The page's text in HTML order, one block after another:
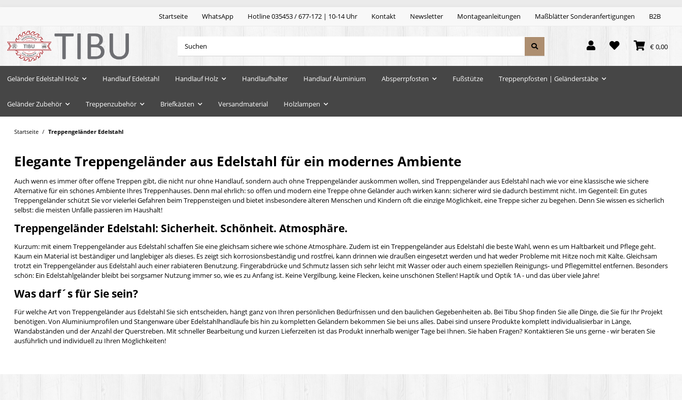
Startseite WhatsApp Hotline 035453 / 677-172 | 10-14 Uhr Kontakt Newsletter Montageanleitungen Maßblätter Sonderanfertigungen B2B
€ 0,00
Geländer Edelstahl Holz Handlauf Edelstahl Handlauf Holz Handlaufhalter Handlauf Aluminium Absperrpfosten Fußstütze Treppenpfosten | Geländerstäbe
Geländer Zubehör Treppenzubehör Briefkästen Versandmaterial Holzlampen
Startseite Treppengeländer Edelstahl
Elegante Treppengeländer aus Edelstahl für ein modernes Ambiente
Auch wenn es immer öfter offene Treppen gibt, die nicht nur ohne Handlauf, sondern auch ohne Treppengeländer auskommen wollen, sind Treppengeländer aus Edelstahl nach wie vor eine klassische wie sichere
Alternative für ein schönes Ambiente Ihres Treppenhauses. Denn mal ehrlich: so offen und modern eine Treppe ohne Geländer auch wirken kann: sicherer wird sie dadurch bestimmt nicht. Im Gegenteil: Ein gutes
Treppengeländer schützt Sie vor vielerlei Gefahren beim Treppensteigen und bietet insbesondere älteren Menschen und Kindern oft die einzige Möglichkeit, eine Treppe sicher zu begehen. Denn Sie wissen es sicherlich
selbst: die meisten Unfälle passieren im Haushalt!
Treppengeländer Edelstahl: Sicherheit. Schönheit. Atmosphäre.
Kurzum: mit einem Treppengeländer aus Edelstahl schaffen Sie eine gleichsam sichere wie schöne Atmosphäre. Zudem ist ein Treppengeländer aus Edelstahl die beste Wahl, wenn es um Haltbarkeit und Pflege geht.
Kaum ein Material ist beständiger und langlebiger als dieses. Es zeigt sich korrosionsbeständig und rostfrei, kann drinnen wie draußen eingesetzt werden und hat weder Probleme mit Hitze noch mit Kälte. Gleichsam
trotzt ein Treppengeländer aus Edelstahl auch einer rabiateren Benutzung. Fingerabdrücke und Schmutz lassen sich sehr leicht mit Wasser oder auch einem speziellen Reinigungs- und Pflegemittel entfernen. Besonders
schön: Ein Edelstahlgeländer bleibt bei sorgsamer Nutzung immer so, wie es zu Anfang ist. Keine Vergilbung, keine Flecken, keine unschönen Stellen! Haptik und Optik 1A - und das über viele Jahre!
Was darf´s für Sie sein?
Für welche Art von Treppengeländer aus Edelstahl Sie sich entscheiden, hängt ganz von Ihren persönlichen Bedürfnissen und den baulichen Gegebenheiten ab. Bei Tibu Shop finden Sie alle Dinge, die Sie für Ihr Projekt
benötigen. Von Aluminiumprofilen und Stangenware über Edelstahlhandläufe bis hin zu kompletten Geländern bekommen Sie bei uns alles. Dabei sind unsere Produkte komplett individualisierbar in Länge,
Wandabständen und der Anzahl der Querstreben. Mit schneller Bearbeitung und kurzen Lieferzeiten ist das Produkt innerhalb weniger Tage bei Ihnen. Sie haben Fragen? Kontaktieren Sie uns gerne - wir beraten Sie
ausführlich und individuell zu Ihren Möglichkeiten!